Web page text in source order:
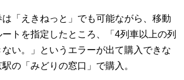
「えきねっと」でも可能ながら、移動
トを指定したところ、「4列車以上の列
い。」というエラーが出て購入できな
の「みどりの窓口」で購入。